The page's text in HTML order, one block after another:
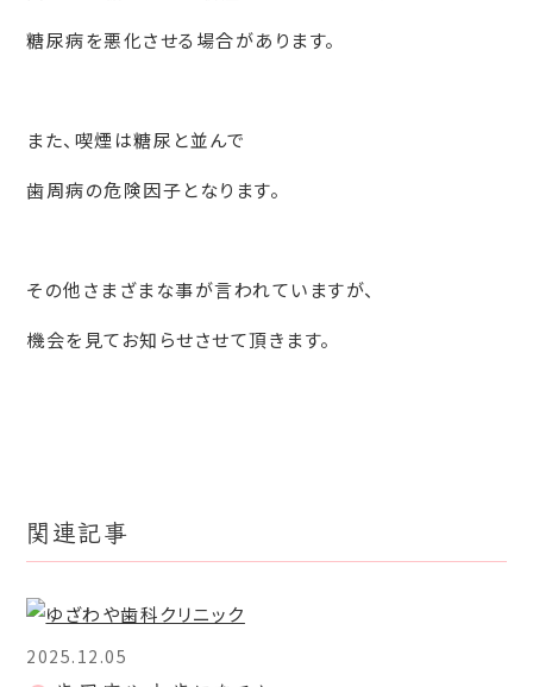
糖尿病を悪化させる場合があります。
また、喫煙は糖尿と並んで
歯周病の危険因子となります。
その他さまざまな事が言われていますが、
機会を見てお知らせさせて頂きます。
関連記事
2025.12.05